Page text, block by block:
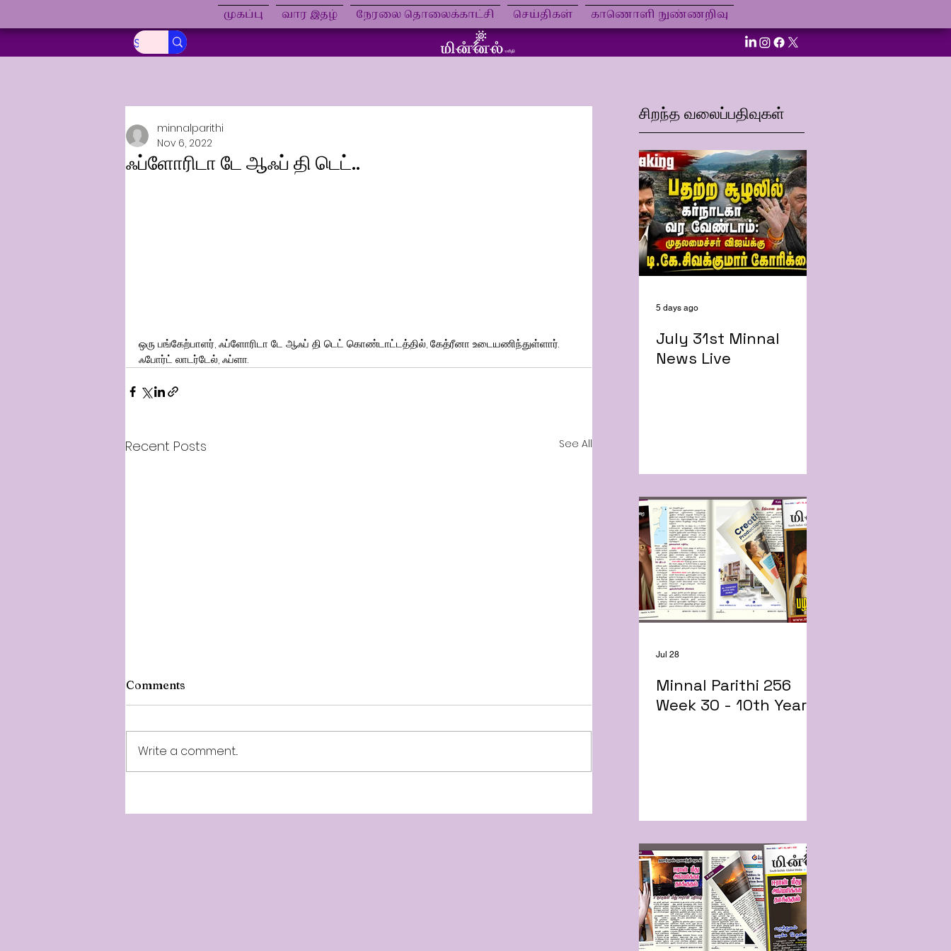
முகப்பு வார இதழ் நேரலை தொலைக்காட்சி செய்திகள் காணொளி நுண்ணறிவு
ஃப்ளோரிடா டே ஆஃப் தி டெட்..
minnalparithi
Nov 6, 2022
ஒரு பங்கேற்பாளர், ஃப்ளோரிடா டே ஆஃப் தி டெட் கொண்டாட்டத்தில், கேத்ரீனா உடையணிந்துள்ளார்.
ஃபோர்ட் லாடர்டேல், ஃப்ளா.
Recent Posts See All
Comments
Write a comment...
சிறந்த வலைப்பதிவுகள்
July 31st Minnal
News Live
5 days ago
Minnal Parithi 256
Week 30 - 10th Year
Jul 28